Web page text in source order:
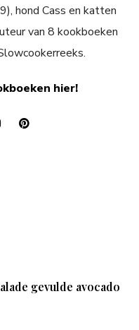
hond Cass en katten
van 8 kookboeken
hier!
gevulde avocado